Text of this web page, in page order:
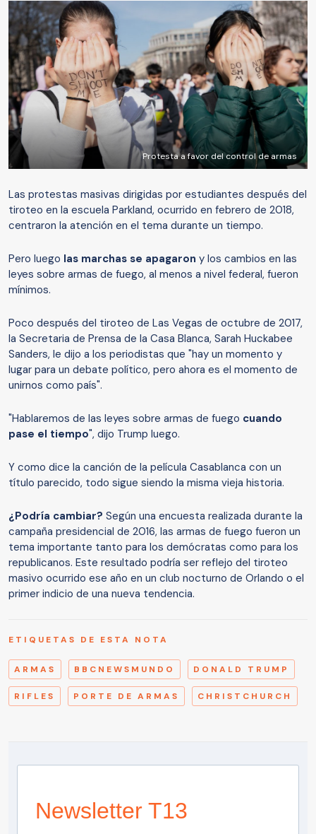
Protesta a favor del control de armas
Las protestas masivas dirigidas por estudiantes después del
tiroteo en la escuela Parkland, ocurrido en febrero de 2018,
centraron la atención en el tema durante un tiempo.
Pero luego las marchas se apagaron y los cambios en las
leyes sobre armas de fuego, al menos a nivel federal, fueron
mínimos.
Poco después del tiroteo de Las Vegas de octubre de 2017,
la Secretaria de Prensa de la Casa Blanca, Sarah Huckabee
Sanders, le dijo a los periodistas que "hay un momento y
lugar para un debate político, pero ahora es el momento de
unirnos como país".
"Hablaremos de las leyes sobre armas de fuego cuando
pase el tiempo", dijo Trump luego.
Y como dice la canción de la película Casablanca con un
título parecido, todo sigue siendo la misma vieja historia.
¿Podría cambiar? Según una encuesta realizada durante la
campaña presidencial de 2016, las armas de fuego fueron un
tema importante tanto para los demócratas como para los
republicanos. Este resultado podría ser reflejo del tiroteo
masivo ocurrido ese año en un club nocturno de Orlando o el
primer indicio de una nueva tendencia.
ETIQUETAS DE ESTA NOTA
ARMAS BBCNEWSMUNDO DONALD TRUMP
RIFLES PORTE DE ARMAS CHRISTCHURCH
Newsletter T13